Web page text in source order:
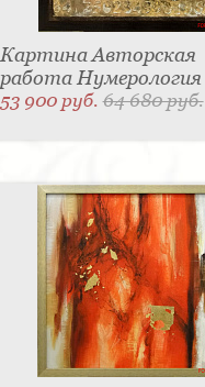
Картина Авторская
работа Нумерология
53 900 руб.64 680 руб.